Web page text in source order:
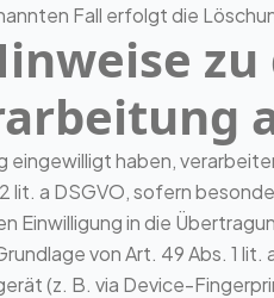
Fall erfolgt die
eingewilligt haben,
lit. a DSGVO, sofern
Einwilligung in die
von Art. 49 Abs. 1
(z. B. via Device-